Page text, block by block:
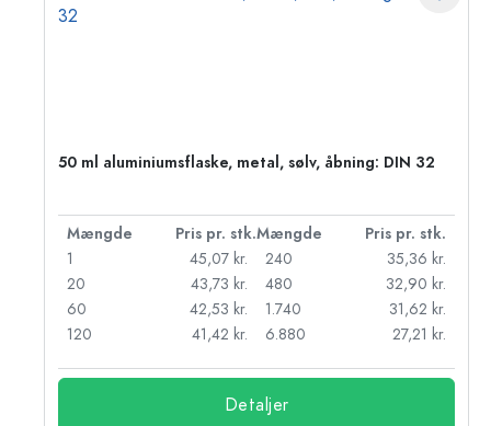
50 ml aluminiumsflaske, metal, sølv, åbning: DIN 32
Mængde Pris pr. stk.Mængde
Pris pr. stk.
1
45,07 kr.
20
43,73 kr.
60
42,53 kr.
120
41,42 kr.
240
35,36 kr.
480
32,90 kr.
1.740
31,62 kr.
6.880
27,21 kr.
Detaljer